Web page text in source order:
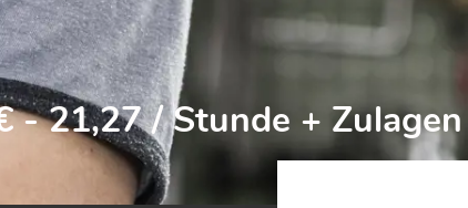
- 21,27 / Stunde + Zulagen